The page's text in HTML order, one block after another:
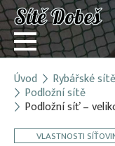
Přihlásit
Registrace
E-shop
Úvod Rybářské
Podložní sítě
Podložní síť –
VLASTNOSTI